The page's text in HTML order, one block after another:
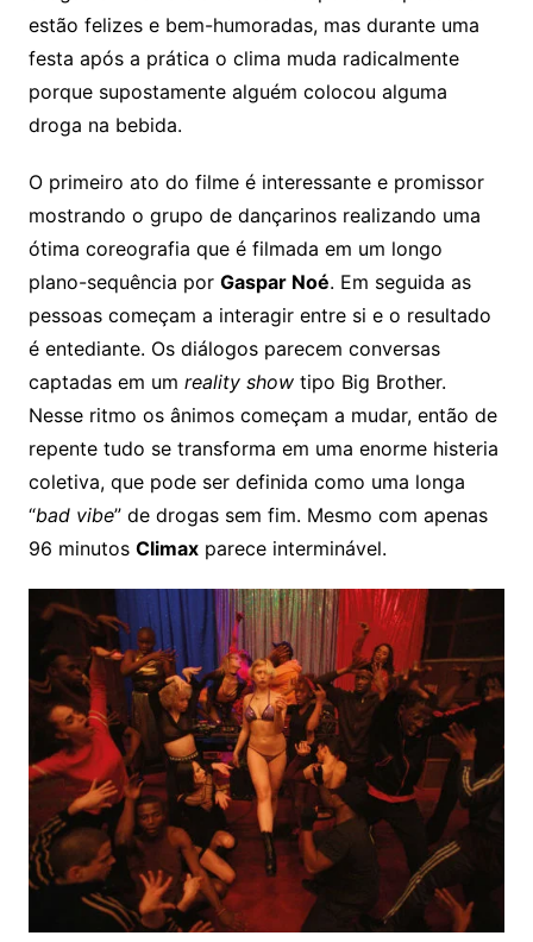
estão felizes e bem-humoradas, mas durante uma
festa após a prática o clima muda radicalmente
porque supostamente alguém colocou alguma
droga na bebida.
O primeiro ato do filme é interessante e promissor
mostrando o grupo de dançarinos realizando uma
ótima coreografia que é filmada em um longo
plano-sequência por Gaspar Noé. Em seguida as
pessoas começam a interagir entre si e o resultado
é entediante. Os diálogos parecem conversas
captadas em um reality showtipo Big Brother.
Nesse ritmo os ânimos começam a mudar, então de
repente tudo se transforma em uma enorme histeria
coletiva, que pode ser definida como uma longa
“bad vibe” de drogas sem fim. Mesmo com apenas
96 minutos Climaxparece interminável.